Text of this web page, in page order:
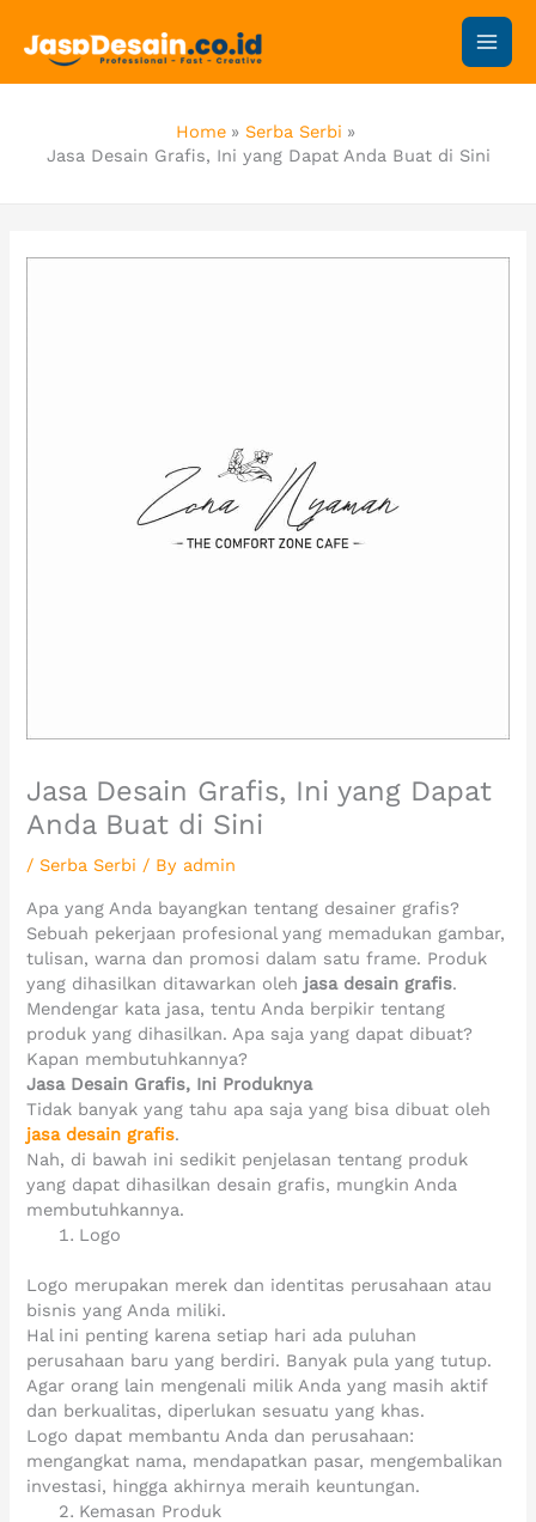
content
Home
Serba Serbi
Jasa Desain Grafis, Ini yang Dapat Anda Buat di Sini
Jasa Desain Grafis, Ini yang Dapat
Anda Buat di Sini
/ Serba Serbi / By admin
Apa yang Anda bayangkan tentang desainer grafis?
Sebuah pekerjaan profesional yang memadukan gambar,
tulisan, warna dan promosi dalam satu frame. Produk
yang dihasilkan ditawarkan oleh jasa desain grafis.
Mendengar kata jasa, tentu Anda berpikir tentang
produk yang dihasilkan. Apa saja yang dapat dibuat?
Kapan membutuhkannya?
Jasa Desain Grafis, Ini Produknya
Tidak banyak yang tahu apa saja yang bisa dibuat oleh
jasa desain grafis.
Nah, di bawah ini sedikit penjelasan tentang produk
yang dapat dihasilkan desain grafis, mungkin Anda
membutuhkannya.
Logo
Logo merupakan merek dan identitas perusahaan atau
bisnis yang Anda miliki.
Hal ini penting karena setiap hari ada puluhan
perusahaan baru yang berdiri. Banyak pula yang tutup.
Agar orang lain mengenali milik Anda yang masih aktif
dan berkualitas, diperlukan sesuatu yang khas.
Logo dapat membantu Anda dan perusahaan:
mengangkat nama, mendapatkan pasar, mengembalikan
investasi, hingga akhirnya meraih keuntungan.
Kemasan Produk